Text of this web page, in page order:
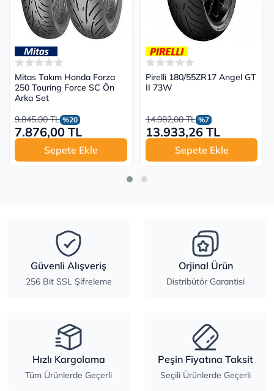
Mitas Takım Honda Forza
250 Touring Force SC Ön
Arka Set
9.845,00 TL %20
7.876,00 TL
Sepete Ekle
Pirelli 180/55ZR17 Angel GT
II 73W
14.982,00 TL %7
13.933,26 TL
Sepete Ekle
Güvenli Alışveriş
256 Bit SSL Şifreleme
Orjinal Ürün
Distribütör Garantisi
Hızlı Kargolama
Tüm Ürünlerde Geçerli
Peşin Fiyatına Taksit
Seçili Ürünlerde Geçerli